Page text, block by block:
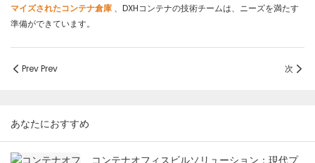
マイズされたコンテナ倉庫 、DXHコンテナの技術チームは、ニーズを満たす
準備ができています。
Prev Prev 次
あなたにおすすめ
コンテナオフィスビルソリューション：現代プ